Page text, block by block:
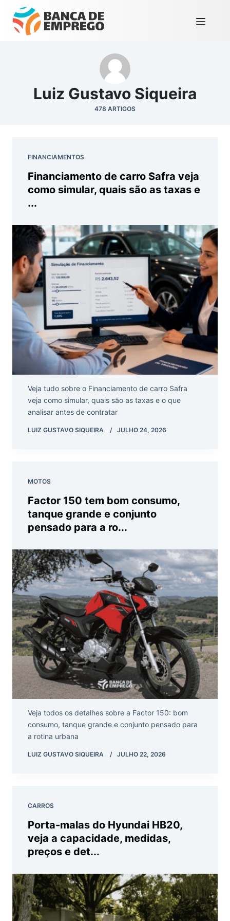
Luiz Gustavo Siqueira
478 ARTIGOS
FINANCIAMENTOS
Financiamento de carro Safra veja
como simular, quais são as taxas e
...
Veja tudo sobre o Financiamento de carro Safra
veja como simular, quais são as taxas e o que
analisar antes de contratar
LUIZ GUSTAVO SIQUEIRA JULHO 24, 2026
MOTOS
Factor 150 tem bom consumo,
tanque grande e conjunto
pensado para a ro...
Veja todos os detalhes sobre a Factor 150: bom
consumo, tanque grande e conjunto pensado para
a rotina urbana
LUIZ GUSTAVO SIQUEIRA JULHO 22, 2026
CARROS
Porta-malas do Hyundai HB20,
veja a capacidade, medidas,
preços e det...